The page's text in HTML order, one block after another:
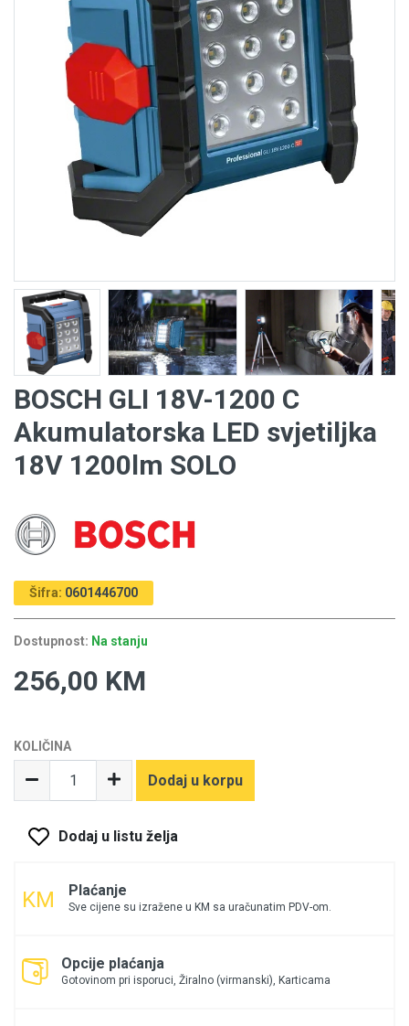
BOSCH GLI 18V-1200 C
Akumulatorska LED svjetiljka
18V 1200lm SOLO
Šifra: 0601446700
Dostupnost: Na stanju
256,00 KM
KOLIČINA
Dodaj u korpu
Dodaj u listu želja
Plaćanje
Sve cijene su izražene u KM sa uračunatim PDV-om.
Opcije plaćanja
Gotovinom pri isporuci, Žiralno (virmanski), Karticama